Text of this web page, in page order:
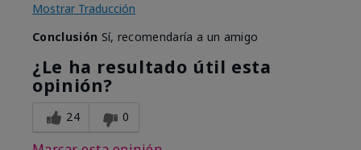
Mostrar Traducción
Conclusión Sí, recomendaría a un amigo
¿Le ha resultado útil esta
opinión?
24 0